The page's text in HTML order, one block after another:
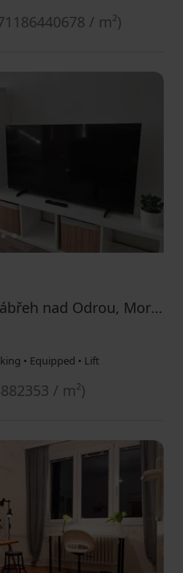
/ m²)
3
Výškovická, Ostrava - Zábřeh nad Odrou, Moravskoslezský Region
• Equipped • Lift
/ m²)